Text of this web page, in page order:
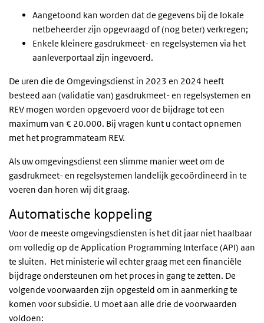
Aangetoond kan worden dat de gegevens bij de lokale
netbeheerder zijn opgevraagd of (nog beter) verkregen;
Enkele kleinere gasdrukmeet- en regelsystemen via het
aanleverportaal zijn ingevoerd.
De uren die de Omgevingsdienst in 2023 en 2024 heeft
besteed aan (validatie van) gasdrukmeet- en regelsystemen en
REV mogen worden opgevoerd voor de bijdrage tot een
maximum van € 20.000. Bij vragen kunt u contact opnemen
met het programmateam REV.
Als uw omgevingsdienst een slimme manier weet om de
gasdrukmeet- en regelsystemen landelijk gecoördineerd in te
voeren dan horen wij dit graag.
Automatische koppeling
Voor de meeste omgevingsdiensten is het dit jaar niet haalbaar
om volledig op de Application Programming Interface (API) aan
te sluiten. Het ministerie wil echter graag met een financiële
bijdrage ondersteunen om het proces in gang te zetten. De
volgende voorwaarden zijn opgesteld om in aanmerking te
komen voor subsidie. U moet aan alle drie de voorwaarden
voldoen: